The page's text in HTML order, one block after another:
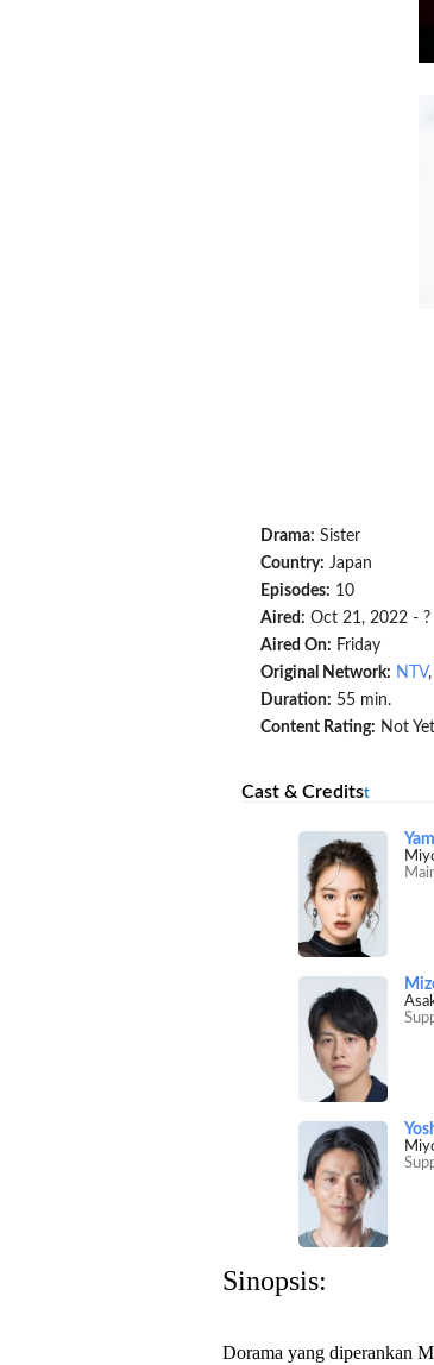
Drama: Sister
Country: Japan
Episodes: 10
Aired: Oct 21, 2022 - ?
Aired On: Friday
Original Network: NTV,
Duration: 55 min.
Content Rating: Not
Cast & Creditst
Sinopsis:
Dorama yang diperankan